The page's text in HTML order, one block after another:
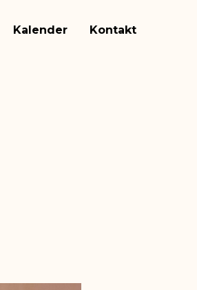
Kalender Kontakt